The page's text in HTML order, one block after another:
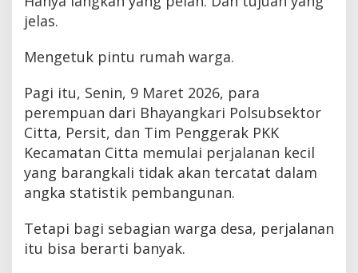
jelas.
Mengetuk pintu rumah warga.
Pagi itu, Senin, 9 Maret 2026, para
perempuan dari Bhayangkari Polsubsektor
Citta, Persit, dan Tim Penggerak PKK
Kecamatan Citta memulai perjalanan kecil
yang barangkali tidak akan tercatat dalam
angka statistik pembangunan.
Tetapi bagi sebagian warga desa, perjalanan
itu bisa berarti banyak.